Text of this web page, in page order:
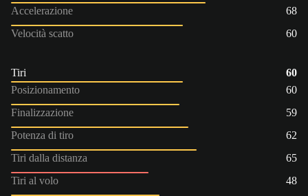
Accelerazione
68
Velocità scatto
60
Tiri
60
Posizionamento
60
Finalizzazione
59
Potenza di tiro
62
Tiri dalla distanza
65
Tiri al volo
48